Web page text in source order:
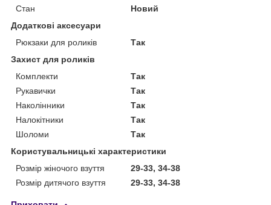
Стан
Новий
Додаткові аксесуари
Рюкзаки для роликів
Так
Захист для роликів
Комплекти
Так
Рукавички
Так
Наколінники
Так
Налокітники
Так
Шоломи
Так
Користувальницькі характеристики
Розмір жіночого взуття
29-33, 34-38
Розмір дитячого взуття
29-33, 34-38